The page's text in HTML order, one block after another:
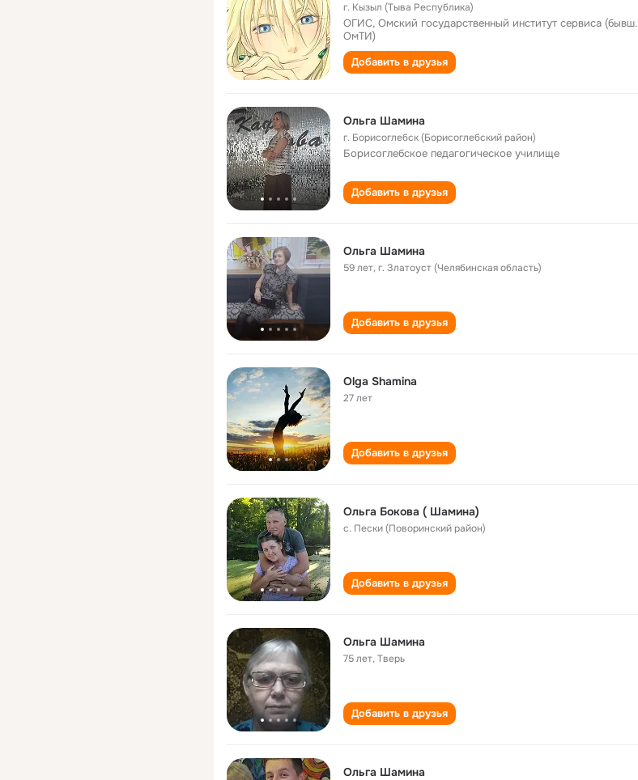
г. Кызыл (Тыва Республика)
ОГИС, Омский государственный институт сервиса (бывш.
ОмТИ)
Добавить в друзья
Ольга Шамина
г. Борисоглебск (Борисоглебский район)
Борисоглебское педагогическое училище
Добавить в друзья
Ольга Шамина
59 лет,г. Златоуст (Челябинская область)
Добавить в друзья
Olga Shamina
27 лет
Добавить в друзья
Ольга Бокова ( Шамина)
с. Пески (Поворинский район)
Добавить в друзья
Ольга Шамина
75 лет,Тверь
Добавить в друзья
Ольга Шамина